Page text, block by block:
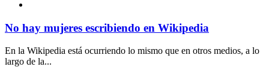
No hay mujeres escribiendo en Wikipedia
En la Wikipedia está ocurriendo lo mismo que en otros medios, a lo
largo de la...